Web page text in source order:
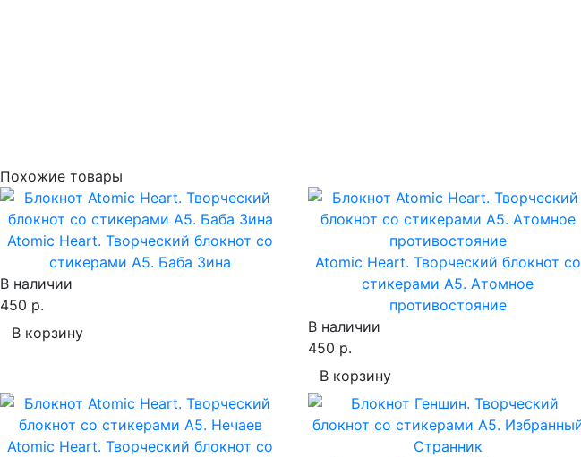
Похожие товары
Atomic Heart. Творческий блокнот cо
стикерами A5. Баба Зина
В наличии
450 р.
В корзину
Atomic Heart. Творческий блокнот cо
стикерами A5. Атомное
противостояние
В наличии
450 р.
В корзину
Atomic Heart. Творческий блокнот cо